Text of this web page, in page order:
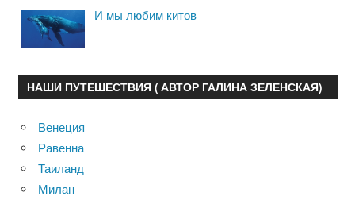
И мы любим китов
НАШИ ПУТЕШЕСТВИЯ ( АВТОР ГАЛИНА ЗЕЛЕНСКАЯ)
Венеция
Равенна
Таиланд
Милан